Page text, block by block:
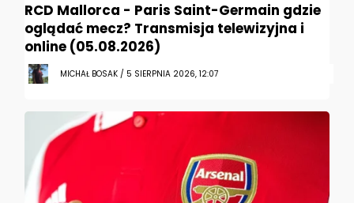
RCD Mallorca - Paris Saint-Germain gdzie
oglądać mecz? Transmisja telewizyjna i
online (05.08.2026)
MICHAŁ BOSAK / 5 SIERPNIA 2026, 12:07